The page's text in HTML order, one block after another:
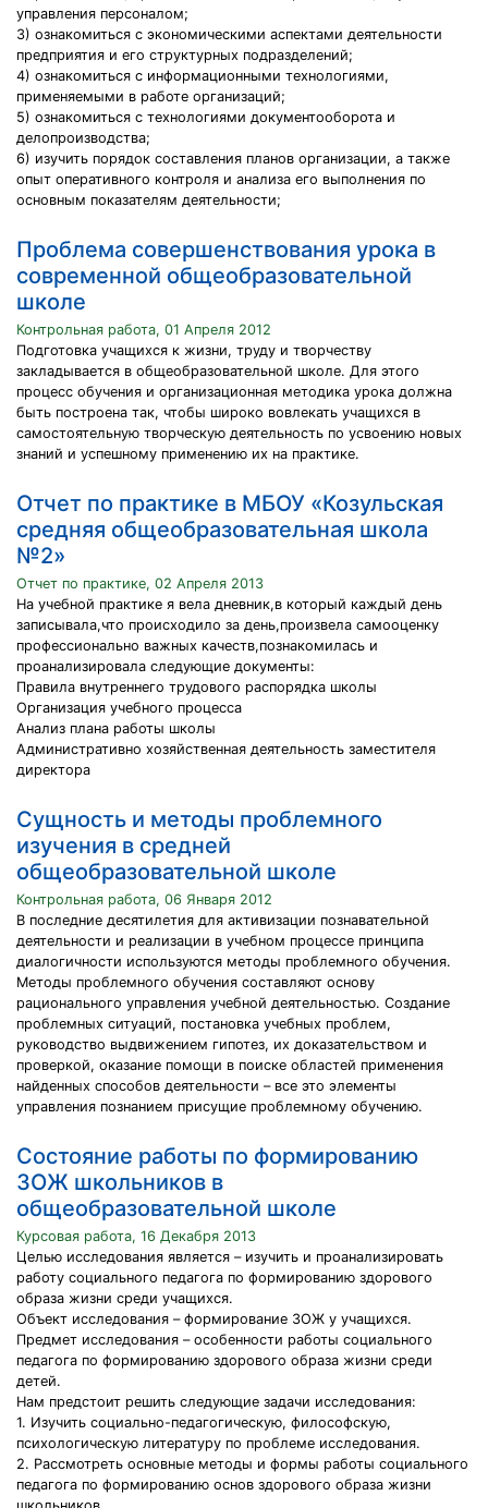
управления персоналом;
3) ознакомиться с экономическими аспектами деятельности
предприятия и его структурных подразделений;
4) ознакомиться с информационными технологиями,
применяемыми в работе организаций;
5) ознакомиться с технологиями документооборота и
делопроизводства;
6) изучить порядок составления планов организации, а также
опыт оперативного контроля и анализа его выполнения по
основным показателям деятельности;
Проблема совершенствования урока в
современной общеобразовательной
школе
Контрольная работа, 01 Апреля 2012
Подготовка учащихся к жизни, труду и творчеству
закладывается в общеобразовательной школе. Для этого
процесс обучения и организационная методика урока должна
быть построена так, чтобы широко вовлекать учащихся в
самостоятельную творческую деятельность по усвоению новых
знаний и успешному применению их на практике.
Отчет по практике в МБОУ «Козульская
средняя общеобразовательная школа
№2»
Отчет по практике, 02 Апреля 2013
На учебной практике я вела дневник,в который каждый день
записывала,что происходило за день,произвела самооценку
профессионально важных качеств,познакомилась и
проанализировала следующие документы:
Правила внутреннего трудового распорядка школы
Организация учебного процесса
Анализ плана работы школы
Административно хозяйственная деятельность заместителя
директора
Сущность и методы проблемного
изучения в средней
общеобразовательной школе
Контрольная работа, 06 Января 2012
В последние десятилетия для активизации познавательной
деятельности и реализации в учебном процессе принципа
диалогичности используются методы проблемного обучения.
Методы проблемного обучения составляют основу
рационального управления учебной деятельностью. Создание
проблемных ситуаций, постановка учебных проблем,
руководство выдвижением гипотез, их доказательством и
проверкой, оказание помощи в поиске областей применения
найденных способов деятельности – все это элементы
управления познанием присущие проблемному обучению.
Состояние работы по формированию
ЗОЖ школьников в
общеобразовательной школе
Курсовая работа, 16 Декабря 2013
Целью исследования является – изучить и проанализировать
работу социального педагога по формированию здорового
образа жизни среди учащихся.
Объект исследования – формирование ЗОЖ у учащихся.
Предмет исследования – особенности работы социального
педагога по формированию здорового образа жизни среди
детей.
Нам предстоит решить следующие задачи исследования:
1. Изучить социально-педагогическую, философскую,
психологическую литературу по проблеме исследования.
2. Рассмотреть основные методы и формы работы социального
педагога по формированию основ здорового образа жизни